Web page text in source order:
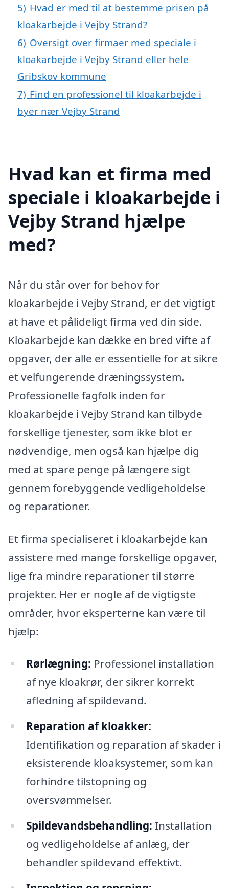
5) Hvad er med til at bestemme prisen på
kloakarbejde i Vejby Strand?
6) Oversigt over firmaer med speciale i
kloakarbejde i Vejby Strand eller hele
Gribskov kommune
7) Find en professionel til kloakarbejde i
byer nær Vejby Strand
Hvad kan et firma med
speciale i kloakarbejde i
Vejby Strand hjælpe
med?
Når du står over for behov for
kloakarbejde i Vejby Strand, er det vigtigt
at have et pålideligt firma ved din side.
Kloakarbejde kan dække en bred vifte af
opgaver, der alle er essentielle for at sikre
et velfungerende dræningssystem.
Professionelle fagfolk inden for
kloakarbejde i Vejby Strand kan tilbyde
forskellige tjenester, som ikke blot er
nødvendige, men også kan hjælpe dig
med at spare penge på længere sigt
gennem forebyggende vedligeholdelse
og reparationer.
Et firma specialiseret i kloakarbejde kan
assistere med mange forskellige opgaver,
lige fra mindre reparationer til større
projekter. Her er nogle af de vigtigste
områder, hvor eksperterne kan være til
hjælp:
Rørlægning: Professionel installation
af nye kloakrør, der sikrer korrekt
afledning af spildevand.
Reparation af kloakker:
Identifikation og reparation af skader i
eksisterende kloaksystemer, som kan
forhindre tilstopning og
oversvømmelser.
Spildevandsbehandling: Installation
og vedligeholdelse af anlæg, der
behandler spildevand effektivt.